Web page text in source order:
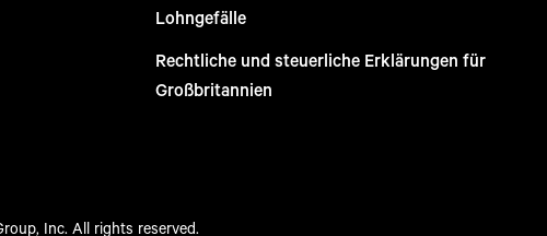
Lohngefälle
Rechtliche und steuerliche Erklärungen für
Großbritannien
Inc. All rights reserved.